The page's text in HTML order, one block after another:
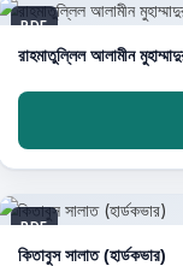
PDF
রাহমাতুল্লিল আলামীন
PDF
কিতাবুস সালাত (হার্ডকভার)